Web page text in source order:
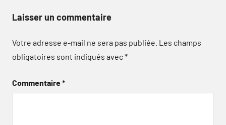
Laisser un commentaire
Votre adresse e-mail ne sera pas publiée. Les champs
obligatoires sont indiqués avec*
Commentaire*